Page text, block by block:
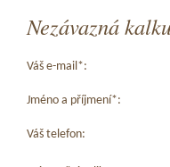
Nezávazná
Váš e-mail*:
Jméno a příjmení*:
Váš telefon: